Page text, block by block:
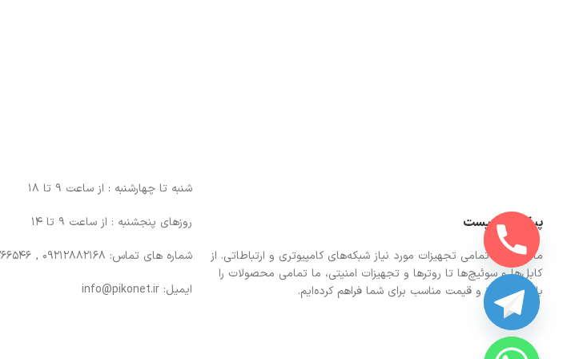
پیکونت چیست
ما در اینجا تمامی تجهیزات مورد نیاز شبکه‌های کامپیوتری و ارتباطاتی. از
کابل‌ها و سوئیچ‌ها تا روترها و تجهیزات امنیتی، ما تمامی محصولات را
با کیفیت بالا و قیمت مناسب برای شما فراهم کرده‌ایم.
شنبه تا چهارشنبه : از ساعت 9 تا 18
روزهای پنجشنبه : از ساعت 9 تا 14
شماره های تماس: 09212882168 , 09352266546
ایمیل: info@pikonet.ir